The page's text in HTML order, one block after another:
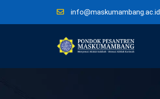
info@maskumambang.ac.id